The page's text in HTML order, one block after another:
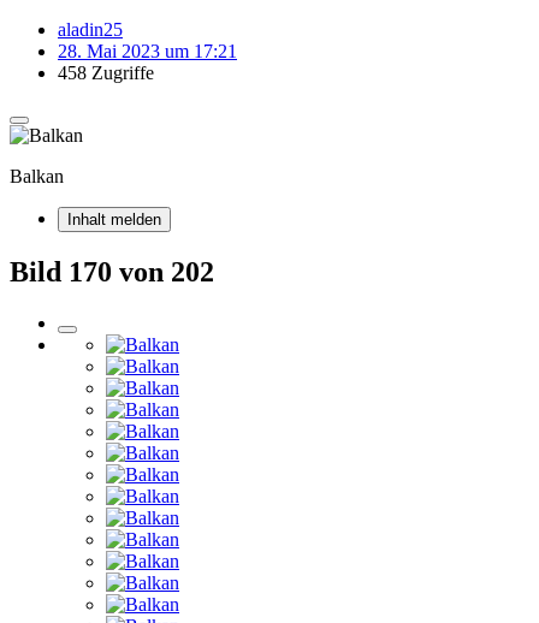
aladin25
28. Mai 2023 um 17:21
458 Zugriffe
Balkan
Inhalt melden
Bild 170 von 202